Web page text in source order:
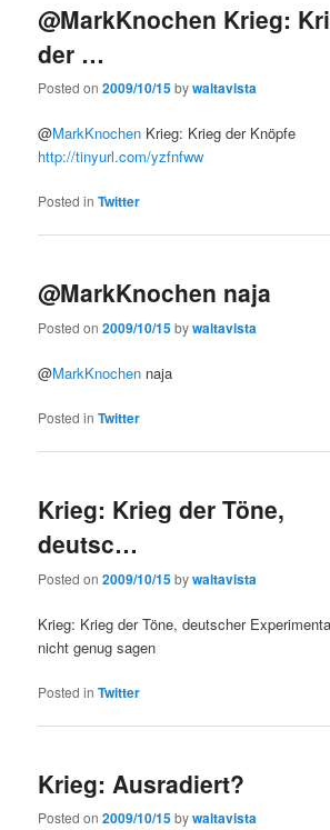
@MarkKnochen Krieg:
der …
Posted on2009/10/15bywaltavista
@MarkKnochen Krieg: Krieg der Knöpfe
http://tinyurl.com/yzfnfww
Posted in Twitter
@MarkKnochen naja
Posted on2009/10/15bywaltavista
@MarkKnochen naja
Posted in Twitter
Krieg: Krieg der Töne,
deutsc…
Posted on2009/10/15bywaltavista
Krieg: Krieg der Töne, deutscher
nicht genug sagen
Posted in Twitter
Krieg: Ausradiert?
Posted on2009/10/15bywaltavista